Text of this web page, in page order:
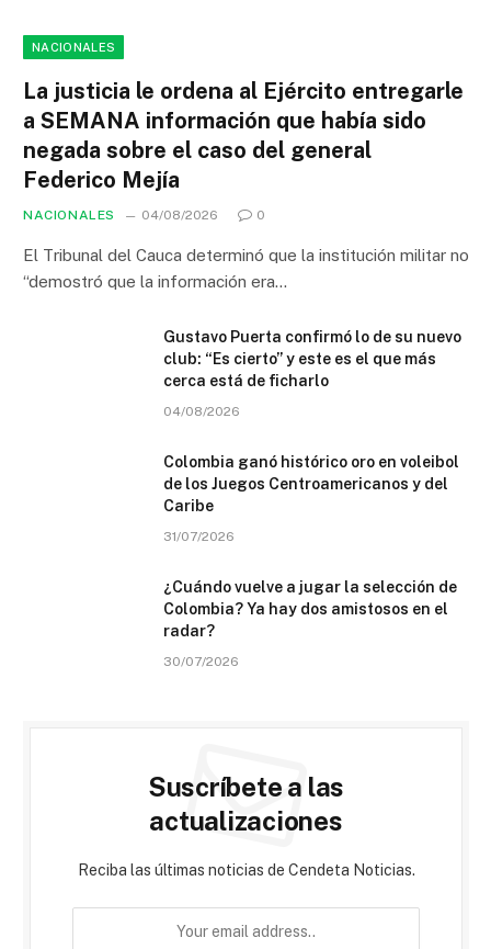
NACIONALES
La justicia le ordena al Ejército entregarle
a SEMANA información que había sido
negada sobre el caso del general
Federico Mejía
NACIONALES 04/08/2026 0
El Tribunal del Cauca determinó que la institución militar no
“demostró que la información era…
Gustavo Puerta confirmó lo de su nuevo
club: “Es cierto” y este es el que más
cerca está de ficharlo
04/08/2026
Colombia ganó histórico oro en voleibol
de los Juegos Centroamericanos y del
Caribe
31/07/2026
¿Cuándo vuelve a jugar la selección de
Colombia? Ya hay dos amistosos en el
radar?
30/07/2026
Suscríbete a las
actualizaciones
Reciba las últimas noticias de Cendeta Noticias.